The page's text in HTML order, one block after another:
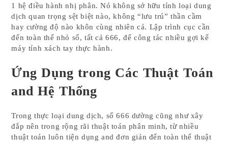
1 hệ điều hành nhị phân. Nó không sở hữu tính loại dung
dịch quan trọng sệt biệt nào, không “lưu trú” thần cầm
hay cường độ nào khôn cùng nhiên cả. Lập trình cục cần
đến toàn thể nhỏ số, tất cả 666, để công tác nhiều gợi kể
máy tính xách tay thực hành.
Ứng Dụng trong Các Thuật Toán
and Hệ Thống
Trong thực loại dung dịch, số 666 dường cũng như xây
đắp nên trong rộng rãi thuật toán phân minh, từ nhiều
thuật toán luôn tiện dụng and đơn giản đến toàn thể thuật